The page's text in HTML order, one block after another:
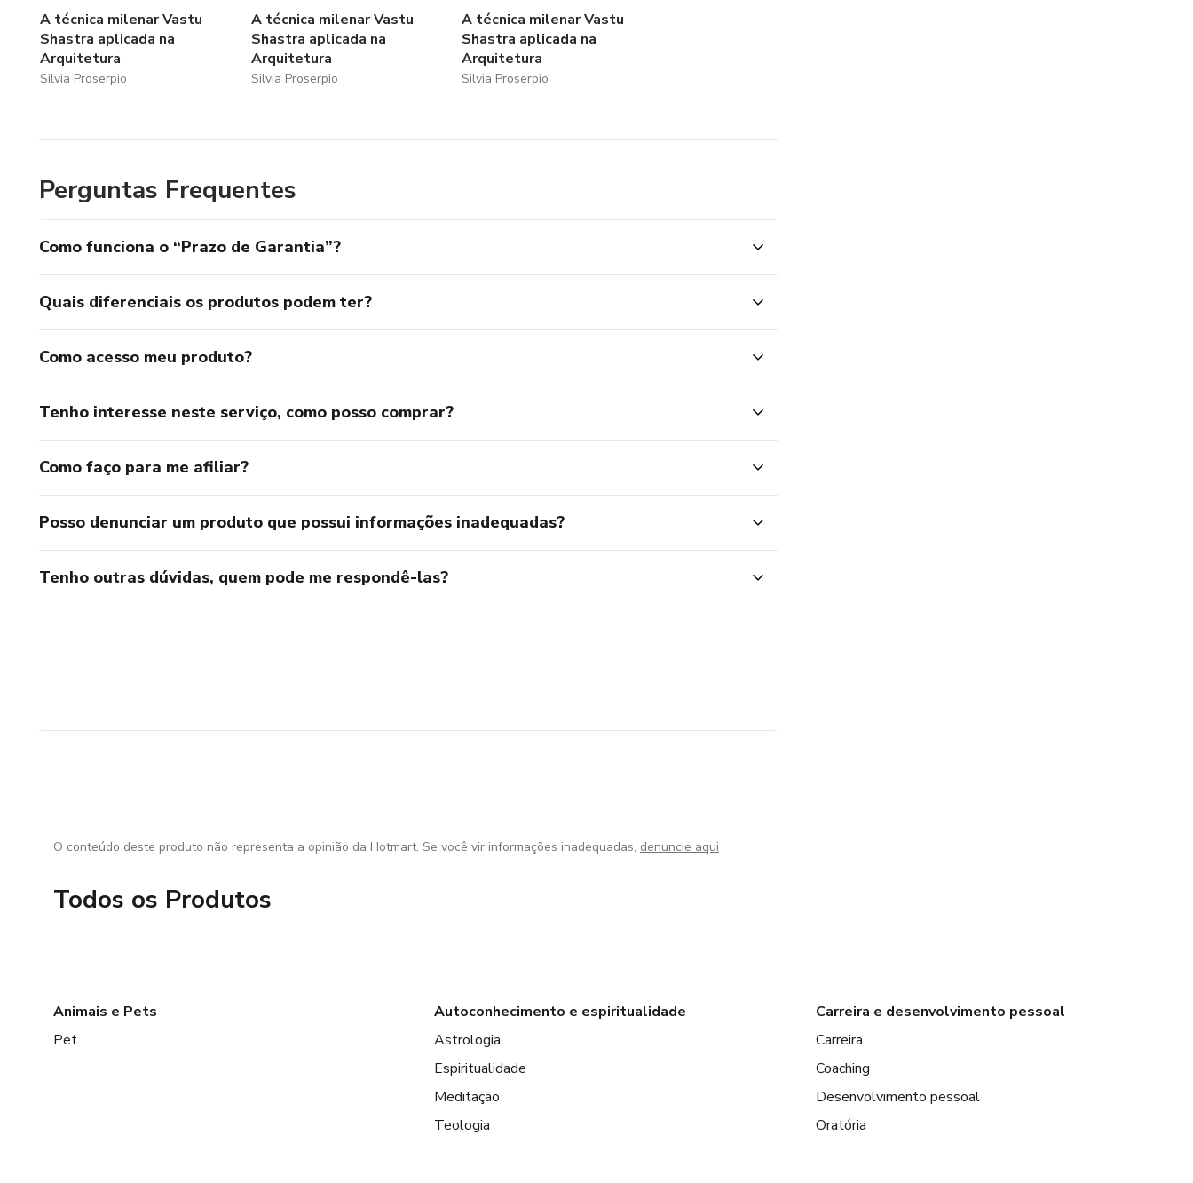
A técnica milenar Vastu
Shastra aplicada na
Arquitetura
Silvia Proserpio
A técnica milenar Vastu
Shastra aplicada na
Arquitetura
Silvia Proserpio
A técnica milenar Vastu
Shastra aplicada na
Arquitetura
Silvia Proserpio
Perguntas Frequentes
Como funciona o “Prazo de Garantia”?
Quais diferenciais os produtos podem ter?
Como acesso meu produto?
Tenho interesse neste serviço, como posso comprar?
Como faço para me afiliar?
Posso denunciar um produto que possui informações inadequadas?
Tenho outras dúvidas, quem pode me respondê-las?
O conteúdo deste produto não representa a opinião da Hotmart. Se você vir informações inadequadas, denuncie aqui
Todos os Produtos
Animais e Pets
Pet
Autoconhecimento e espiritualidade
Astrologia
Espiritualidade
Meditação
Teologia
Carreira e desenvolvimento pessoal
Carreira
Coaching
Desenvolvimento pessoal
Oratória